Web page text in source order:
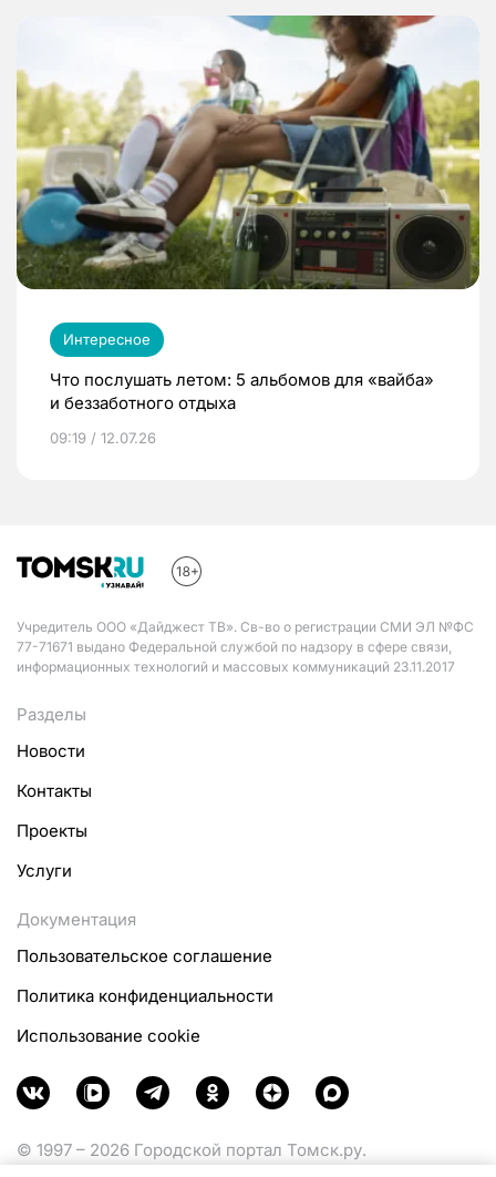
Интересное
Что послушать летом: 5 альбомов для «вайба»
и беззаботного отдыха
09:19 / 12.07.26
Учредитель ООО «Дайджест ТВ». Св-во о регистрации СМИ ЭЛ №ФС
77-71671 выдано Федеральной службой по надзору в сфере связи,
информационных технологий и массовых коммуникаций 23.11.2017
Разделы
Новости
Контакты
Проекты
Услуги
Документация
Пользовательское соглашение
Политика конфиденциальности
Использование cookie
© 1997 – 2026 Городской портал Томск.ру.